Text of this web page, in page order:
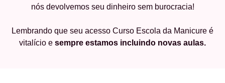
nós devolvemos seu dinheiro sem burocracia!
Lembrando que seu acesso Curso Escola da Manicure é
vitalício e sempre estamos incluindo novas aulas.